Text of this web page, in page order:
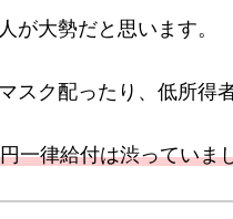
が大勢だと思います。
スク配ったり、低所得
一律給付は渋っていま